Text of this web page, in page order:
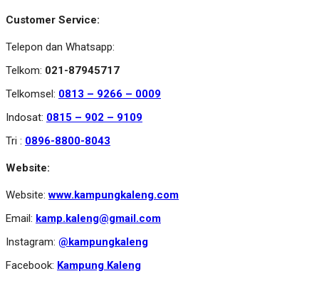
Customer Service:
Telepon dan Whatsapp:
Telkom: 021-87945717
Telkomsel: 0813 – 9266 – 0009
Indosat: 0815 – 902 – 9109
Tri : 0896-8800-8043
Website:
Website:www.kampungkaleng.com
Email: kamp.kaleng@gmail.com
Instagram: @kampungkaleng
Facebook: Kampung Kaleng